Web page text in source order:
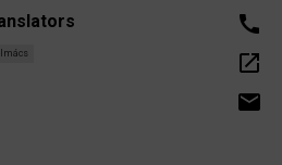
call
open_in_new
email